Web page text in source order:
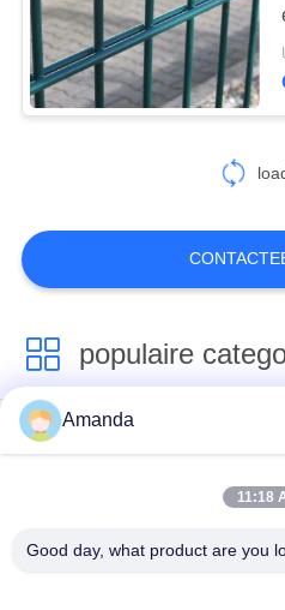
tijdelijke
veiligheid
schermen
populaire
de verpakking van de
Metaal Willekeurige
Amanda
11:18
Good day, what product are you